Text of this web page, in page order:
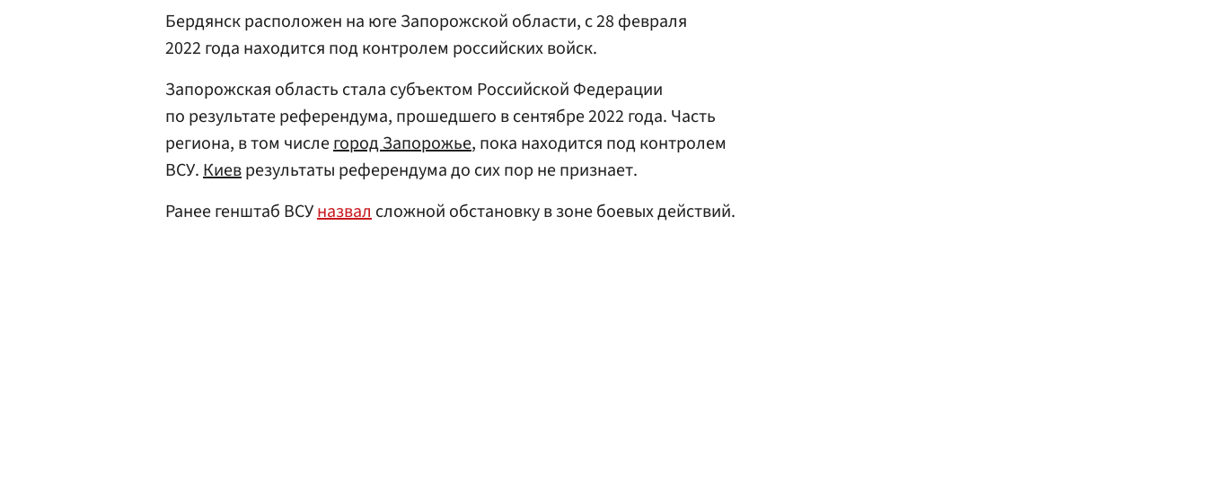
Бердянск расположен на юге Запорожской области, с 28 февраля
2022 года находится под контролем российских войск.
Запорожская область стала субъектом Российской Федерации
по результате референдума, прошедшего в сентябре 2022 года. Часть
региона, в том числегород Запорожье, пока находится под контролем
ВСУ.Киеврезультаты референдума до сих пор не признает.
Ранее генштаб ВСУназвалсложной обстановку в зоне боевых действий.